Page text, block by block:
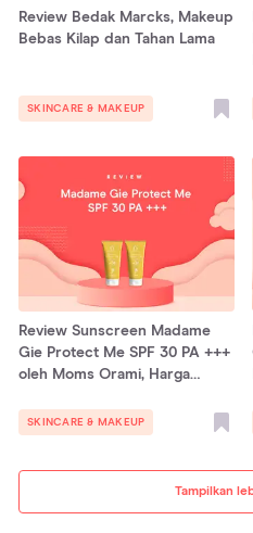
Tampilkan
Review Bedak Marcks, Makeup
Bebas Kilap dan Tahan Lama
SKINCARE & MAKEUP
Review Sunscreen Madame
Gie Protect Me SPF 30 PA +++
oleh Moms Orami, Harga
SKINCARE & MAKEUP